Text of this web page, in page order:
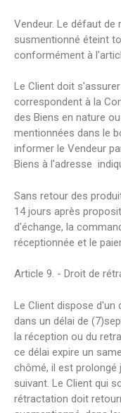
Vendeur. Le défaut de
susmentionné éteint
conformément à
Le Client doit
correspondent à la
des Biens en nature
mentionnées dans le
informer le Vendeur
Biens à l'adresse
Sans retour des
14 jours après
d'échange, la
réceptionnée et le
Article 9. - Droit de
Le Client dispose d'un
dans un délai de
la réception ou du
ce délai expire un
chômé, il est prolongé
suivant. Le Client qui
rétractation doit